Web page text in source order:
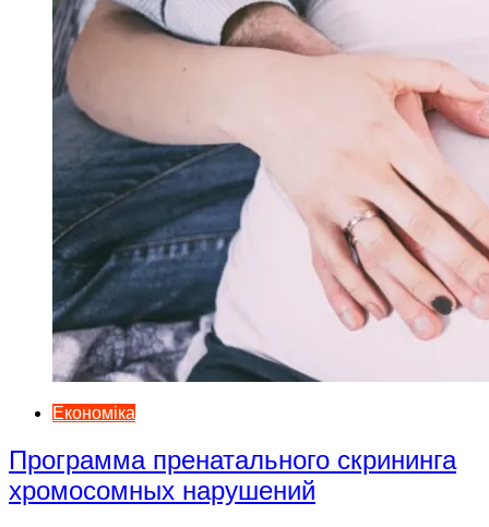
Економіка
Программа пренатального скрининга
хромосомных нарушений